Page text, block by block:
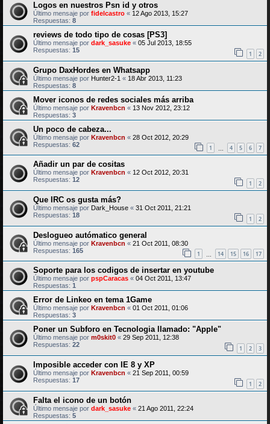
Logos en nuestros Psn id y otros
Último mensaje por fidelcastro « 12 Ago 2013, 15:27
Respuestas: 8
reviews de todo tipo de cosas [PS3]
Último mensaje por dark_sasuke « 05 Jul 2013, 18:55
Respuestas: 15 1 2
Grupo DaxHordes en Whatsapp
Último mensaje por Hunter2-1 « 18 Abr 2013, 11:23
Respuestas: 8
Mover iconos de redes sociales más arriba
Último mensaje por Kravenbcn « 13 Nov 2012, 23:12
Respuestas: 3
Un poco de cabeza...
Último mensaje por Kravenbcn « 28 Oct 2012, 20:29
Respuestas: 62 1 4 5 6 7
Añadir un par de cositas
Último mensaje por Kravenbcn « 12 Oct 2012, 20:31
Respuestas: 12 1 2
Que IRC os gusta más?
Último mensaje por Dark_House « 31 Oct 2011, 21:21
Respuestas: 18 1 2
Deslogueo autómatico general
Último mensaje por Kravenbcn « 21 Oct 2011, 08:30
Respuestas: 165 1 14 15 16 17
Soporte para los codigos de insertar en youtube
Último mensaje por pspCaracas « 04 Oct 2011, 13:47
Respuestas: 1
Error de Linkeo en tema 1Game
Último mensaje por Kravenbcn « 01 Oct 2011, 01:06
Respuestas: 3
Poner un Subforo en Tecnologia llamado: "Apple"
Último mensaje por m0skit0 « 29 Sep 2011, 12:38
Respuestas: 22 1 2 3
Imposible acceder con IE 8 y XP
Último mensaje por Kravenbcn « 21 Sep 2011, 00:59
Respuestas: 17 1 2
Falta el icono de un botón
Último mensaje por dark_sasuke « 21 Ago 2011, 22:24
Respuestas: 5